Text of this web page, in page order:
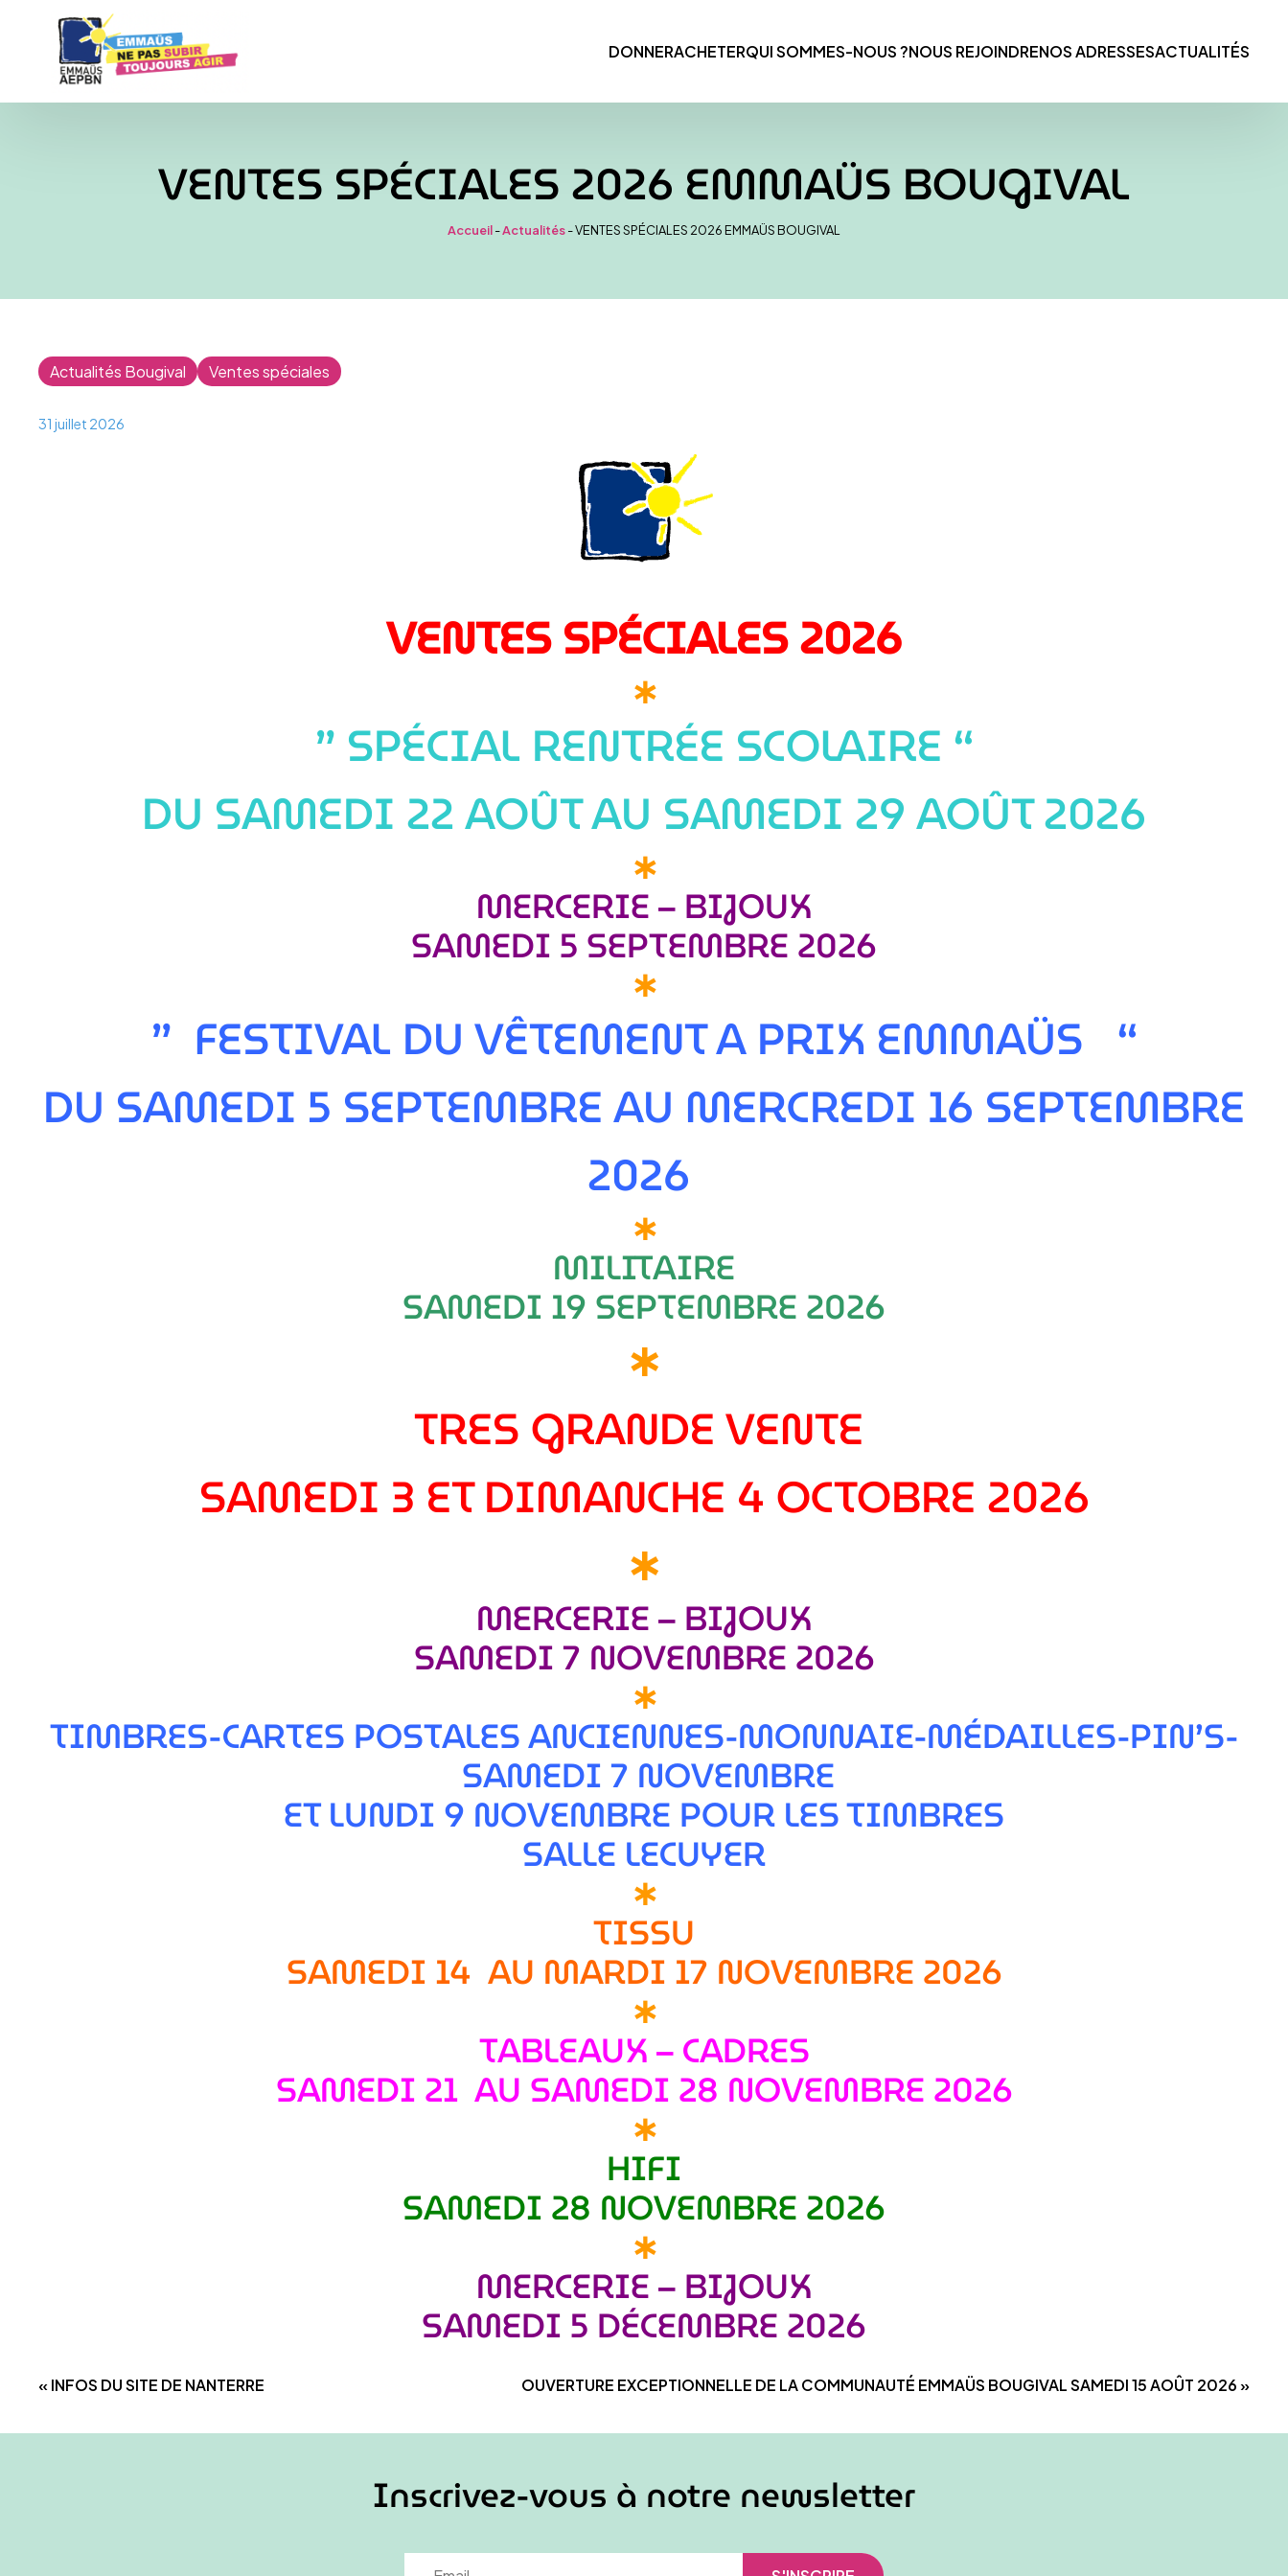
DONNERACHETERQUI SOMMES-NOUS ?NOUS REJOINDRENOS ADRESSESACTUALITÉS
VENTES SPÉCIALES 2026 EMMAÜS BOUGIVAL
Accueil-Actualités-VENTES SPÉCIALES 2026 EMMAÜS BOUGIVAL
Actualités Bougival Ventes spéciales
31 juillet 2026
VENTES SPÉCIALES 2026
∗
” SPÉCIAL RENTRÉE SCOLAIRE “
DU SAMEDI 22 AOÛT AU SAMEDI 29 AOÛT 2026
∗
MERCERIE – BIJOUX
SAMEDI 5 SEPTEMBRE 2026
∗
” FESTIVAL DU VÊTEMENT A PRIX EMMAÜS “
DU SAMEDI 5 SEPTEMBRE AU MERCREDI 16 SEPTEMBRE
2026
∗
MILITAIRE
SAMEDI 19 SEPTEMBRE 2026
∗
TRES GRANDE VENTE
SAMEDI 3 ET DIMANCHE 4 OCTOBRE 2026
∗
MERCERIE – BIJOUX
SAMEDI 7 NOVEMBRE 2026
∗
TIMBRES-CARTES POSTALES ANCIENNES-MONNAIE-MÉDAILLES-PIN’S-
SAMEDI 7 NOVEMBRE
ET LUNDI 9 NOVEMBRE POUR LES TIMBRES
SALLE LECUYER
∗
TISSU
SAMEDI 14 AU MARDI 17 NOVEMBRE 2026
∗
TABLEAUX – CADRES
SAMEDI 21 AU SAMEDI 28 NOVEMBRE 2026
∗
HIFI
SAMEDI 28 NOVEMBRE 2026
∗
MERCERIE – BIJOUX
SAMEDI 5 DÉCEMBRE 2026
«INFOS DU SITE DE NANTERRE OUVERTURE EXCEPTIONNELLE DE LA COMMUNAUTÉ EMMAÜS BOUGIVAL SAMEDI 15 AOÛT 2026 »
Inscrivez-vous à notre newsletter